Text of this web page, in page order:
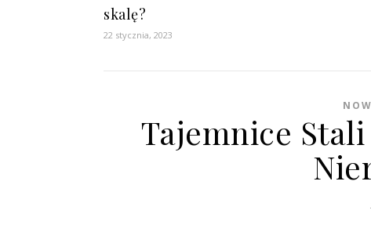
skalę?
22 stycznia, 2023
Tajemnice Stali